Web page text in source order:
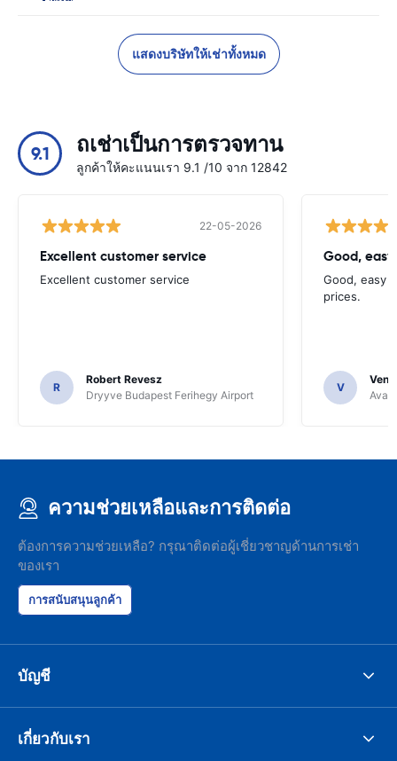
แสดงบริษัทให้เช่าทั้งหมด
9.1 ถเช่าเป็นการตรวจทาน
ลูกค้าให้คะแนนเรา 9.1 /10 จาก 12842
22-05-2026
Excellent customer service
Excellent customer service
R
Robert Revesz
Dryyve Budapest Ferihegy Airport
Good,
Good, easy
prices.
V
ความช่วยเหลือและการติดต่อ
ต้องการความช่วยเหลือ? กรุณาติดต่อผู้เชี่ยวชาญด้านการเช่า
ของเรา
การสนับสนุนลูกค้า
บัญชี
เกี่ยวกับเรา